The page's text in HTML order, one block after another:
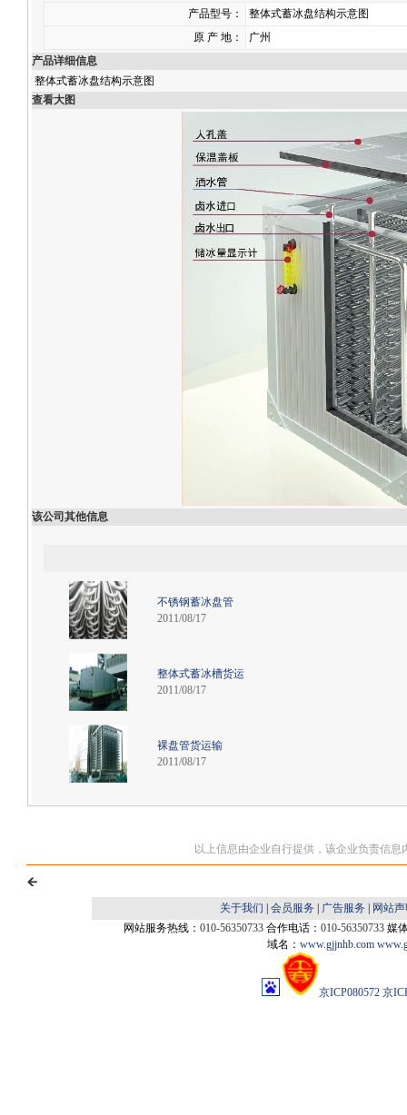
产品型号：
整体式蓄冰盘结构示意图
原 产 地：
广州
产品详细信息
整体式蓄冰盘结构示意图
查看大图
该公司其他信息
不锈钢蓄冰盘管
2011/08/17
整体式蓄冰槽货运
2011/08/17
裸盘管货运输
2011/08/17
以上信息由企业自行提供，该企业负责信
关于我们 会员服务 广告服务
网站
网站服务热线： 010-56350733 合作电话： 010-56350733 媒
域名： www.gjjnhb.com
京ICP080572 京